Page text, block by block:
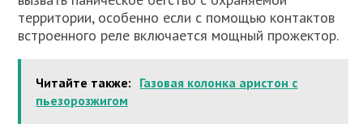
территории, особенно если с помощью контактов
встроенного реле включается мощный прожектор.
Читайте также: Газовая колонка аристон с
пьезорозжигом